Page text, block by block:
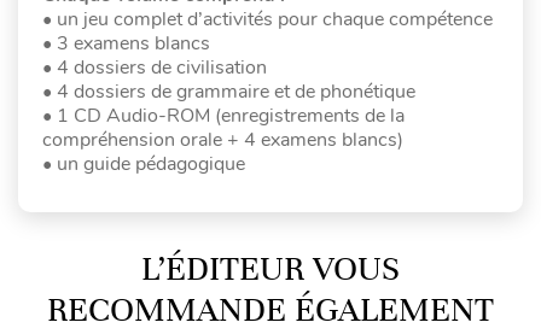
• un jeu complet d’activités pour chaque compétence
• 3 examens blancs
• 4 dossiers de civilisation
• 4 dossiers de grammaire et de phonétique
• 1 CD Audio-ROM (enregistrements de la
compréhension orale + 4 examens blancs)
• un guide pédagogique
L’ÉDITEUR VOUS
RECOMMANDE ÉGALEMENT